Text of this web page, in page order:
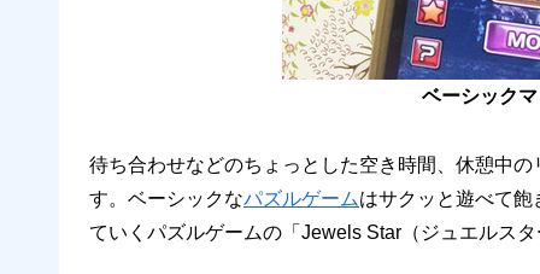
ベーシック
待ち合わせなどのちょっとした空き時間、休憩中
す。ベーシックなパズルゲームはサクッと遊べて
ていくパズルゲームの「Jewels Star（ジュエルス